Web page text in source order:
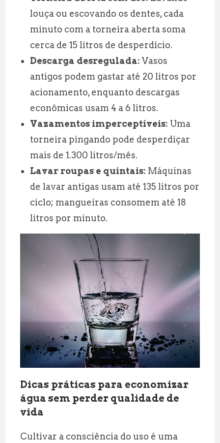
louça ou escovando os dentes, cada
minuto com a torneira aberta soma
cerca de 15 litros de desperdício.
Descarga desregulada: Vasos
antigos podem gastar até 20 litros por
acionamento, enquanto descargas
econômicas usam 4 a 6 litros.
Vazamentos imperceptíveis: Uma
torneira pingando pode desperdiçar
mais de 1.300 litros/mês.
Lavar roupas e quintais: Máquinas
de lavar antigas usam até 135 litros por
ciclo; mangueiras consomem até 18
litros por minuto.
Dicas práticas para economizar
água sem perder qualidade de
vida
Cultivar a consciência do uso é uma